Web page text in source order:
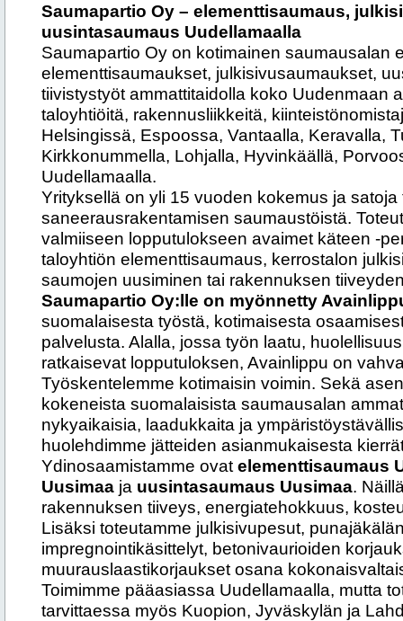
Saumapartio Oy – elementtisaumaus,
uusintasaumaus Uudellamaalla
Saumapartio Oy on kotimainen saumausalan
elementtisaumaukset, julkisivusaumaukset,
tiivistystyöt ammattitaidolla koko Uudenmaan
taloyhtiöitä, rakennusliikkeitä,
Helsingissä, Espoossa, Vantaalla, Keravalla,
Kirkkonummella, Lohjalla, Hyvinkäällä,
Uudellamaalla.
Yrityksellä on yli 15 vuoden kokemus ja
saneerausrakentamisen saumaustöistä.
valmiiseen lopputulokseen avaimet käteen -
taloyhtiön elementtisaumaus, kerrostalon
saumojen uusiminen tai rakennuksen
Saumapartio Oy:lle on myönnetty
suomalaisesta työstä, kotimaisesta
palvelusta. Alalla, jossa työn laatu,
ratkaisevat lopputuloksen, Avainlippu on
Työskentelemme kotimaisin voimin. Sekä
kokeneista suomalaisista saumausalan
nykyaikaisia, laadukkaita ja
huolehdimme jätteiden asianmukaisesta
Ydinosaamistamme ovat elementtisaumaus
Uusimaa ja uusintasaumaus Uusimaa.
rakennuksen tiiveys, energiatehokkuus,
Lisäksi toteutamme julkisivupesut,
impregnointikäsittelyt, betonivaurioiden
muurauslaastikorjaukset osana
Toimimme pääasiassa Uudellamaalla, mutta
tarvittaessa myös Kuopion, Jyväskylän ja